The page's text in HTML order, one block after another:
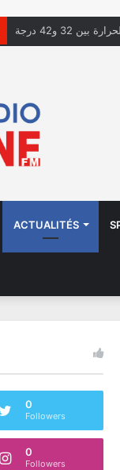
بين 32 و42 درجة
ACTUALITÉS
0
Followers
0
Followers